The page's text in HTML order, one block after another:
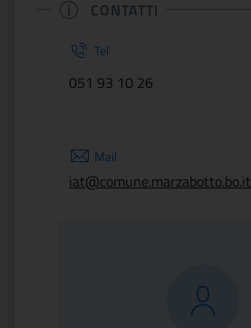
CONTATTI
Tel
051 93 10 26
Mail
iat@comune.marzabotto.bo.it